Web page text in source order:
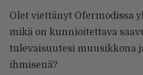
Olet viettänyt Ofermodissa
mikä on kunnioitettava
tulevaisuutesi muusikkona
ihmisenä?